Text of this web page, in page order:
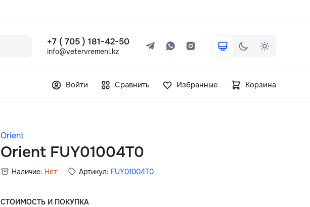
+7 ( 705 ) 181-42-50
info@vetervremeni.kz
Войти Сравнить Избранные Корзина
Orient
Orient FUY01004T0
Наличие: Нет Артикул: FUY01004T0
СТОИМОСТЬ И ПОКУПКА
+7 ( 705 ) 181-42-50
Каталог